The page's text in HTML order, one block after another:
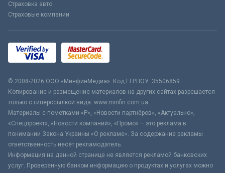
Страховка авто
Страховые компании
© 2008-2026 ООО «МинфинМедиа». Код ЕГРПОУ: 35506859
Копирование и размещение материалов на других сайтах разрешается
только с гиперссылкой вида: www.minfin.com.ua
Материалы с пометками «Р», «Новости партнёров», «Актуально»,
«Спецпроект», «Новости компаний», «Промо» – это реклама в
понимании Закона Украины «О рекламе». За содержание рекламы
ответственность несёт рекламодатель.
Информация на данной странице не является рекламой банковских
услуг. Проверенную банком информацию о продуктах и услугах можно